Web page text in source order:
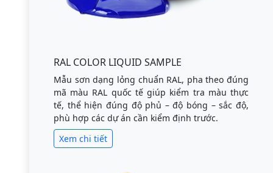
RAL COLOR LIQUID SAMPLE
Mẫu sơn dạng lỏng chuẩn RAL, pha theo đúng
mã màu RAL quốc tế giúp kiểm tra màu thực
tế, thể hiện đúng độ phủ – độ bóng – sắc độ,
phù hợp các dự án cần kiểm định trước.
Xem chi tiết